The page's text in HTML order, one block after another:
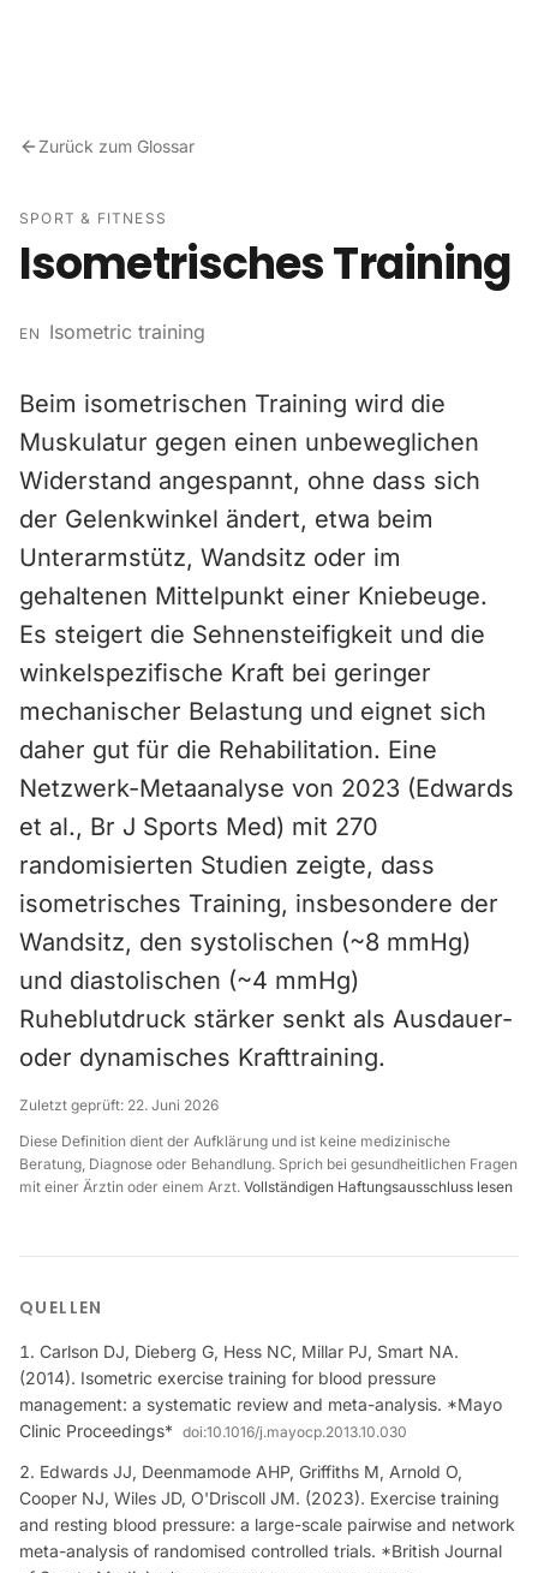
Zurück zum Glossar
SPORT & FITNESS
Isometrisches Training
EN Isometric training
Beim isometrischen Training wird die
Muskulatur gegen einen unbeweglichen
Widerstand angespannt, ohne dass sich
der Gelenkwinkel ändert, etwa beim
Unterarmstütz, Wandsitz oder im
gehaltenen Mittelpunkt einer Kniebeuge.
Es steigert die Sehnensteifigkeit und die
winkelspezifische Kraft bei geringer
mechanischer Belastung und eignet sich
daher gut für die Rehabilitation. Eine
Netzwerk-Metaanalyse von 2023 (Edwards
et al., Br J Sports Med) mit 270
randomisierten Studien zeigte, dass
isometrisches Training, insbesondere der
Wandsitz, den systolischen (~8 mmHg)
und diastolischen (~4 mmHg)
Ruheblutdruck stärker senkt als Ausdauer-
oder dynamisches Krafttraining.
Zuletzt geprüft: 22. Juni 2026
Diese Definition dient der Aufklärung und ist keine medizinische
Beratung, Diagnose oder Behandlung. Sprich bei gesundheitlichen Fragen
mit einer Ärztin oder einem Arzt. Vollständigen Haftungsausschluss lesen
QUELLEN
Carlson DJ, Dieberg G, Hess NC, Millar PJ, Smart NA.
(2014). Isometric exercise training for blood pressure
management: a systematic review and meta-analysis. *Mayo
Clinic Proceedings* doi:10.1016/j.mayocp.2013.10.030
Edwards JJ, Deenmamode AHP, Griffiths M, Arnold O,
Cooper NJ, Wiles JD, O'Driscoll JM. (2023). Exercise training
and resting blood pressure: a large-scale pairwise and network
meta-analysis of randomised controlled trials. *British Journal